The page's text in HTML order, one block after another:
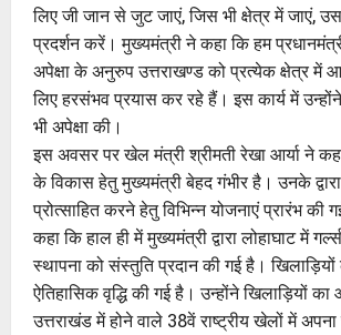
लिए जी जान से जुट जाएं, जिस भी क्षेत्र में जाएं,
प्रदर्शन करें। मुख्यमंत्री ने कहा कि हम
अपेक्षा के अनुरुप उत्तराखण्ड को प्रत्येक क्षेत्र में
लिए हरसंभव प्रयास कर रहे हैं। इस कार्य में
भी अपेक्षा की।
इस अवसर पर खेल मंत्री श्रीमती रेखा आर्या ने
के विकास हेतु मुख्यमंत्री बेहद गंभीर है। उनके
प्रोत्साहित करने हेतु विभिन्न योजनाएं प्रारंभ
कहा कि हाल ही में मुख्यमंत्री द्वारा लोहाघाट में
स्थापना को संस्तुति प्रदान की गई है।
ऐतिहासिक वृद्धि की गई है। उन्होंने खिलाड़ियों का
उत्तराखंड में होने वाले 38वें राष्ट्रीय खेलों में अपना